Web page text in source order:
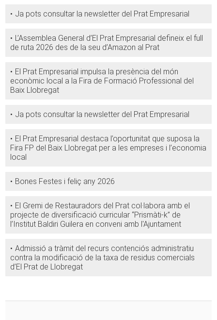
Ja pots consultar la newsletter del Prat Empresarial
L’Assemblea General d’El Prat Empresarial defineix el full
de ruta 2026 des de la seu d’Amazon al Prat
El Prat Empresarial impulsa la presència del món
econòmic local a la Fira de Formació Professional del
Baix Llobregat
Ja pots consultar la newsletter del Prat Empresarial
El Prat Empresarial destaca l’oportunitat que suposa la
Fira FP del Baix Llobregat per a les empreses i l’economia
local
Bones Festes i feliç any 2026
El Gremi de Restauradors del Prat col·labora amb el
projecte de diversificació curricular “Prismàti-k” de
l’Institut Baldiri Guilera en conveni amb l'Ajuntament
Admissió a tràmit del recurs contenciós administratiu
contra la modificació de la taxa de residus comercials
d’El Prat de Llobregat